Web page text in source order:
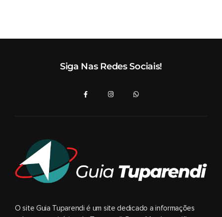
Siga Nas Redes Sociais!
O site Guia Tuparendi é um site dedicado a informações